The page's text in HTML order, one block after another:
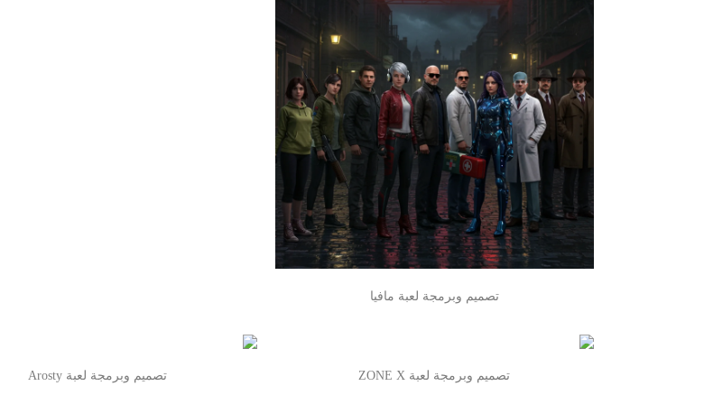
تصميم وبرمجة لعبة مافيا
تصميم وبرمجة لعبة ZONE X تصميم وبرمجة لعبة Arosty